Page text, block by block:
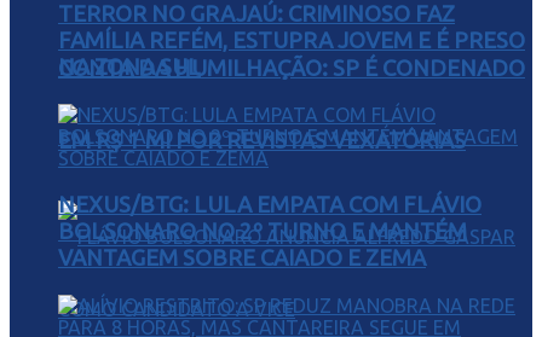
CONTA DA HUMILHAÇÃO: SP É CONDENADO
EM R$ 1 MI POR REVISTAS VEXATÓRIAS
TERROR NO GRAJAÚ: CRIMINOSO FAZ
FAMÍLIA REFÉM, ESTUPRA JOVEM E É PRESO
NA ZONA SUL
NEXUS/BTG: LULA EMPATA COM FLÁVIO
BOLSONARO NO 2º TURNO E MANTÉM
VANTAGEM SOBRE CAIADO E ZEMA